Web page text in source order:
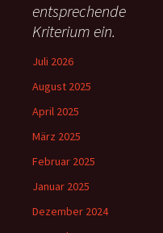
:entsprechende
Kriterium ein.
Juli 2026
August 2025
April 2025
März 2025
Februar 2025
Januar 2025
Dezember 2024